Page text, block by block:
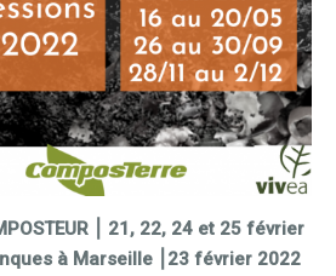
⎮ 21, 22, 24 et 25 février
à Marseille ⎮23 février 2022